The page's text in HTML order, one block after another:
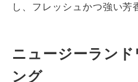
し、フレッシュかつ強い芳
ニュージーラン
ング